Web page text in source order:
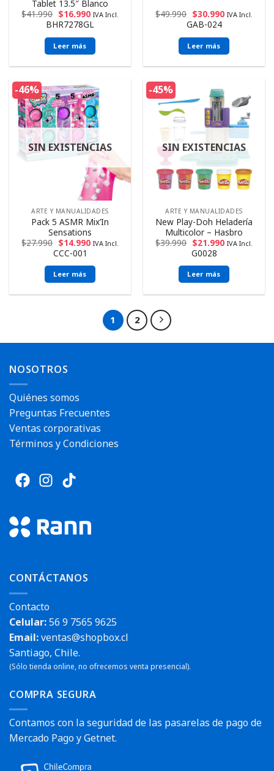
Tablet 13.5″ Blanco
$41.990 $16.990 IVA Incl.
BHR7278GL
Leer más
$49.990 $30.990 IVA Incl.
GAB-024
Leer más
-46%
SIN EXISTENCIAS
ARTE Y MANUALIDADES
Pack 5 ASMR Mix’In
Sensations
$27.990 $14.990 IVA Incl.
CCC-001
Leer más
-45%
SIN EXISTENCIAS
ARTE Y MANUALIDADES
New Play-Doh Heladería
Multicolor – Hasbro
$39.990 $21.990 IVA Incl.
G0028
Leer más
1 2
NOSOTROS
Quiénes somos
Preguntas Frecuentes
Ventas corporativas
Términos y Condiciones
CONTÁCTANOS
Contacto
Celular:56 9 7565 9625
Email:ventas@shopbox.cl
Santiago, Chile.
(Sólo tienda online, no ofrecemos venta presencial).
COMPRA SEGURA
Contamos con la seguridad de las pasarelas de pago de
Mercado Pago y Getnet.